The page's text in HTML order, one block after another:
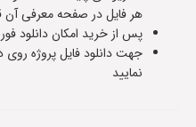
هر فایل در صفحه معرفی آن
پس از خرید امکان دانلود
جهت دانلود فایل پروژه روی
نمایید